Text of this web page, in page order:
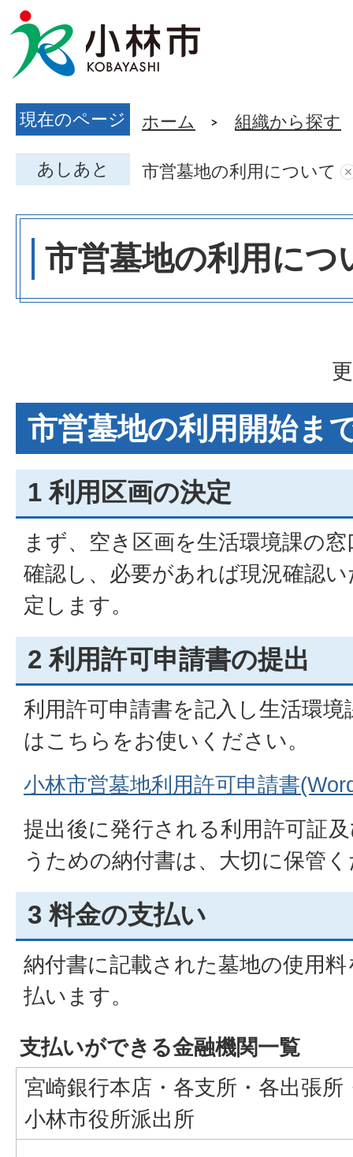
現在のページ ホーム 組織から探す
あしあと 市営墓地の利用について
市営墓地の利用につ
市営墓地の利用開始ま
1 利用区画の決定
まず、空き区画を生活環境課の
確認し、必要があれば現況確認
定します。
2 利用許可申請書の提出
利用許可申請書を記入し生活環
はこちらをお使いください。
小林市営墓地利用許可申請書
提出後に発行される利用許可証
うための納付書は、大切に保管
3 料金の支払い
納付書に記載された墓地の使用
払います。
支払いができる金融機関一覧
宮崎銀行本店・各支所・各出張所
小林市役所派出所